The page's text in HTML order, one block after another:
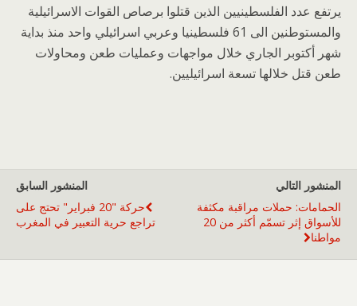
يرتفع عدد الفلسطينيين الذين قتلوا برصاص القوات الاسرائيلية
والمستوطنين الى 61 فلسطينيا وعربي اسرائيلي واحد منذ بداية
شهر أكتوبر الجاري خلال مواجهات وعمليات طعن ومحاولات
طعن قتل خلالها تسعة اسرائيليين.
المنشور السابق
حركة "20 فبراير" تحتج على
تراجع حرية التعبير في المغرب
المنشور التالي
الحمامات: حملات مراقبة مكثفة
للأسواق إثر تسمّم أكثر من 20
مواطنا